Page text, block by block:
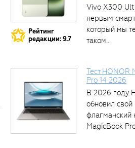
Рейтинг
редакции: 9.7
Vivo X300
первым
который мы
таком...
Тест HONOR
Pro 14 2026
В 2026 году
обновил свой
флагманский
MagicBook